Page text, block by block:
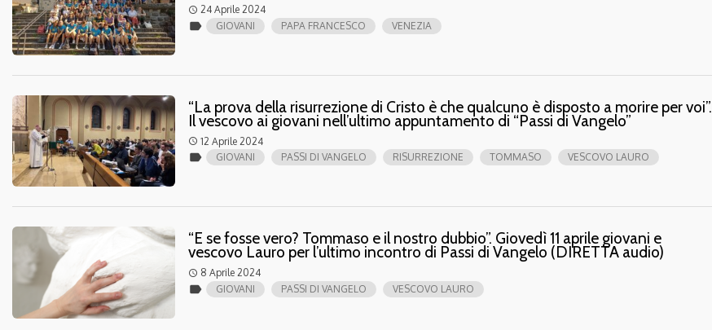
access_time 24 Aprile 2024
label GIOVANI PAPA FRANCESCO VENEZIA
“La prova della risurrezione di Cristo è che qualcuno è disposto a morire per voi”.
Il vescovo ai giovani nell’ultimo appuntamento di “Passi di Vangelo”
access_time 12 Aprile 2024
label GIOVANI PASSI DI VANGELO RISURREZIONE TOMMASO VESCOVO LAURO
“E se fosse vero? Tommaso e il nostro dubbio”. Giovedì 11 aprile giovani e
vescovo Lauro per l’ultimo incontro di Passi di Vangelo (DIRETTA audio)
access_time 8 Aprile 2024
label GIOVANI PASSI DI VANGELO VESCOVO LAURO